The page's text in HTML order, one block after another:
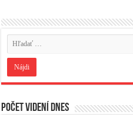
Počet videní dnes